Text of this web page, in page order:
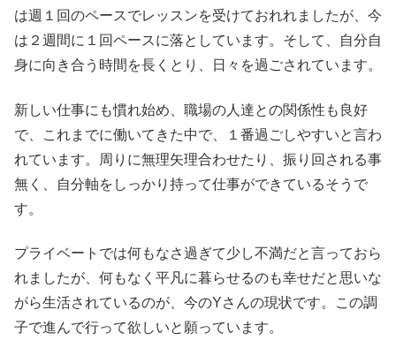
は週１回のペースでレッスンを受けておれれましたが、今
は２週間に１回ペースに落としています。そして、自分自
身に向き合う時間を長くとり、日々を過ごされています。
新しい仕事にも慣れ始め、職場の人達との関係性も良好
で、これまでに働いてきた中で、１番過ごしやすいと言わ
れています。周りに無理矢理合わせたり、振り回される事
無く、自分軸をしっかり持って仕事ができているそうで
す。
プライベートでは何もなさ過ぎて少し不満だと言っておら
れましたが、何もなく平凡に暮らせるのも幸せだと思いな
がら生活されているのが、今のYさんの現状です。この調
子で進んで行って欲しいと願っています。